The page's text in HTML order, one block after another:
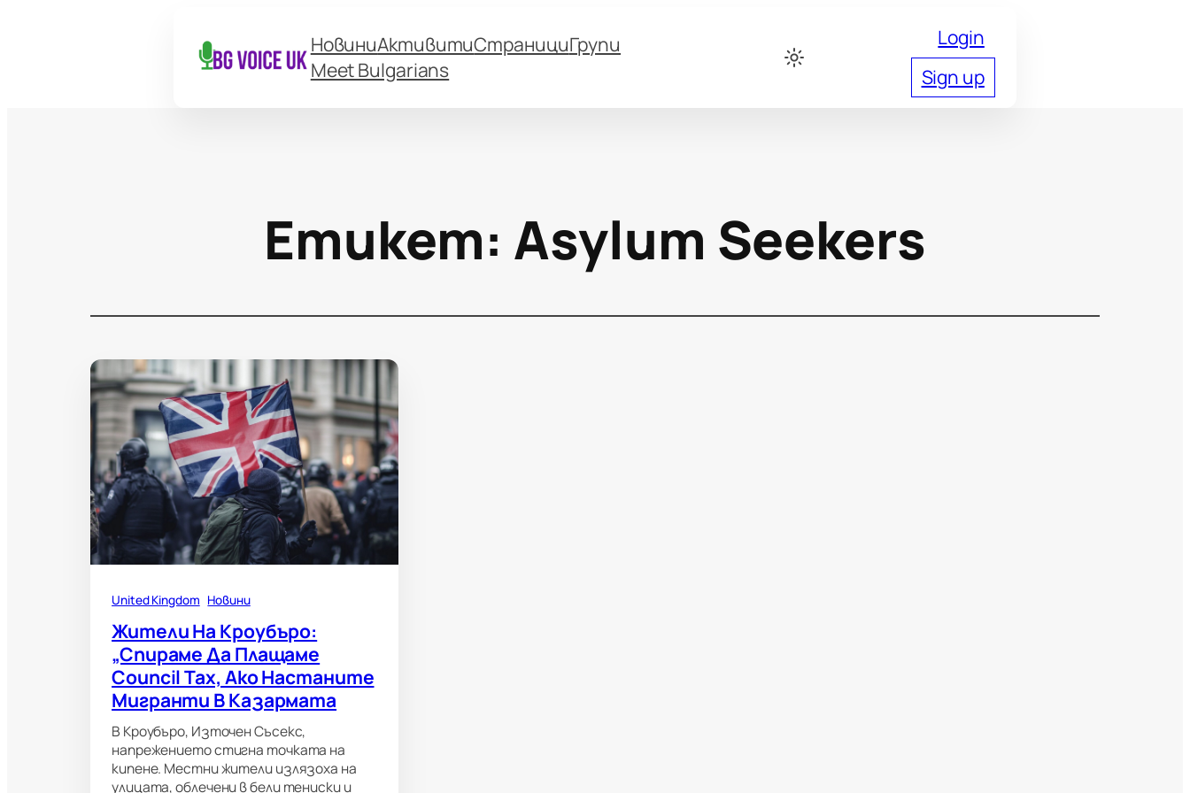
НовиниАктивитиСтранициГрупи
Meet Bulgarians
Login
Sign up
Етикет: Asylum Seekers
United Kingdom Новини
Жители На Кроубъро:
„Спираме Да Плащаме
Council Tax, Ако Настаните
Мигранти В Казармата
В Кроубъро, Източен Съсекс,
напрежението стигна точката на
кипене. Местни жители излязоха на
улицата, облечени в бели тениски и